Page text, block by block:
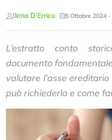
Ilena D’Errico 5 Ottobre 2024 -
L’estratto conto
documento
valutare l’asse
può richiederlo e come